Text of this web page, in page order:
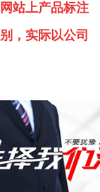
站上产品标注
，实际以公司